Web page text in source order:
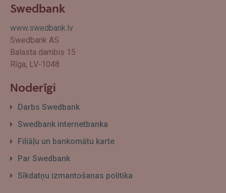
Swedbank
www.swedbank.lv
Swedbank AS
Balasta dambis 15
Rīga, LV-1048
Noderīgi
Darbs Swedbank
Swedbank internetbanka
Filiāļu un bankomātu karte
Par Swedbank
Sīkdatņu izmantošanas politika